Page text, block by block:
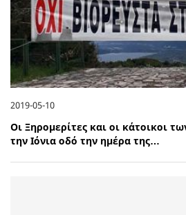
2019-05-10
Οι Ξηρομερίτες και οι κάτοικοι
την Ιόνια οδό την ημέρα της…